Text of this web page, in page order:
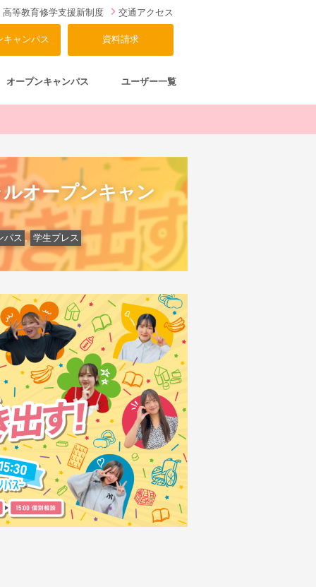
高等教育修学支援新制度 交通アクセス
キャンパス 資料請求
オープンキャンパス ユーザー一覧
オープンキャン
パス 学生プレス